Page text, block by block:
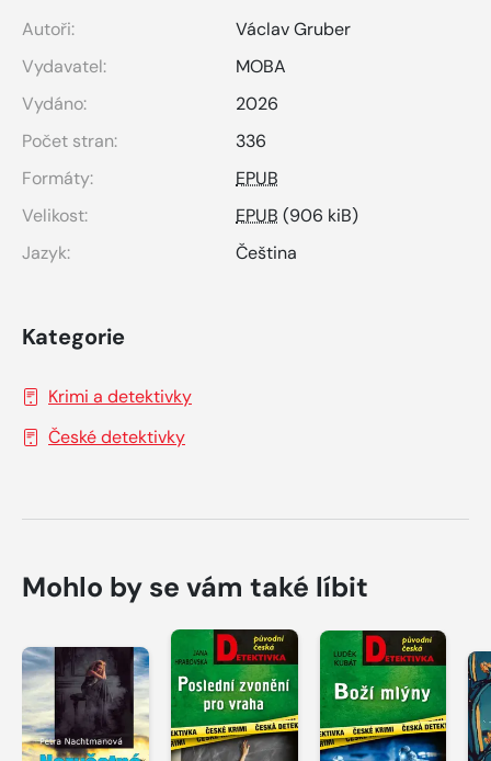
Autoři:
Václav Gruber
Vydavatel:
MOBA
Vydáno:
2026
Počet stran:
336
Formáty:
EPUB
Velikost:
EPUB (906 kiB)
Jazyk:
Čeština
Kategorie
Krimi a detektivky
České detektivky
Mohlo by se vám také líbit